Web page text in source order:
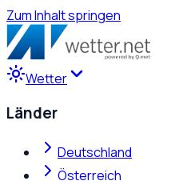
Zum Inhalt springen
Wetter
Länder
Deutschland
Österreich